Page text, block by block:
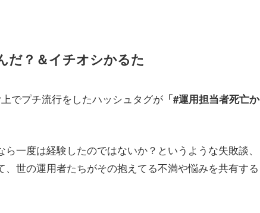
？＆イチオシかるた
でプチ流行をしたハッシュタグが 「#運用担当者死亡か
一度は経験したのではないか？というような失敗談、
世の運用者たちがその抱えてる不満や悩みを共有する